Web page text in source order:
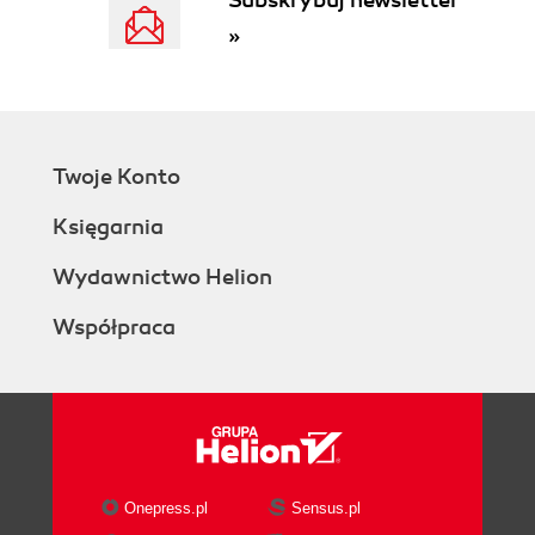
Czcionka (66)
Formatowanie kilku znaków (84)
(85)
Rozdział 7. Testowanie stron WWW (89)
Ćwiczenia do samodzielnego wykonania (91)
»
Twoje Konto
Księgarnia
Wydawnictwo Helion
Współpraca
Onepress.pl Sensus.pl